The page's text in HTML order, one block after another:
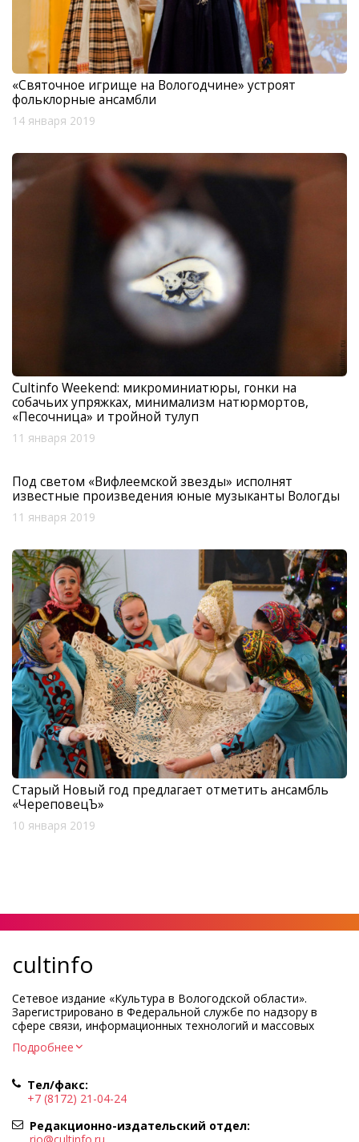
«Святочное игрище на Вологодчине» устроят
фольклорные ансамбли
14 января 2019
Cultinfo Weekend: микроминиатюры, гонки на
собачьих упряжках, минимализм натюрмортов,
«Песочница» и тройной тулуп
11 января 2019
Под светом «Вифлеемской звезды» исполнят
известные произведения юные музыканты Вологды
11 января 2019
Старый Новый год предлагает отметить ансамбль
«ЧереповецЪ»
10 января 2019
cultinfo
Сетевое издание «Культура в Вологодской области».
Зарегистрировано в Федеральной службе по надзору в
сфере связи, информационных технологий и массовых
Регистрационный номер и дата принятия решения о
Учредитель КУ ВО «Информационно-аналитический центр
культуры»
Адрес учредителя и редакции: 160000, Вологодская обл., г.
Вологда, ул. Марии Ульяновой, д.10
Подробнее
Тел/факс:
+7 (8172) 21-04-24
Редакционно-издательский отдел: